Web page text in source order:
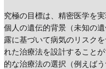
究極の目標は、精密医学を
個人の遺伝的背景（未知の
露に基づいて病気のリスク
れた治療法を設計すること
的な治療法の選択（例えば